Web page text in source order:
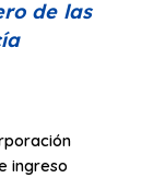
de las
ingreso